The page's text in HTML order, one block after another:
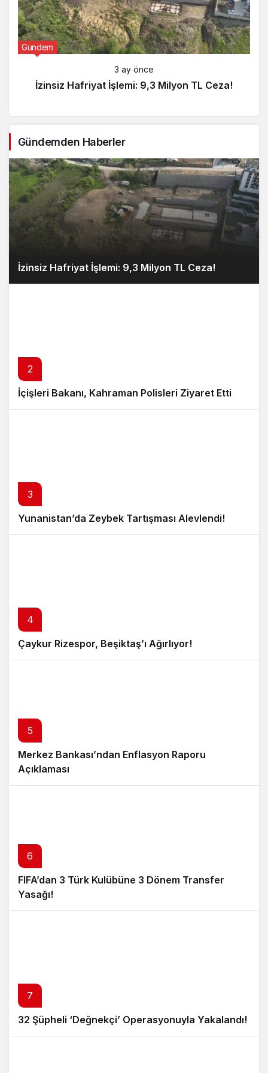
Gündem
3 ay önce
İzinsiz Hafriyat İşlemi: 9,3 Milyon TL Ceza!
Gündemden Haberler
İzinsiz Hafriyat İşlemi: 9,3 Milyon TL Ceza!
2
İçişleri Bakanı, Kahraman Polisleri Ziyaret Etti
3
Yunanistan’da Zeybek Tartışması Alevlendi!
4
Çaykur Rizespor, Beşiktaş’ı Ağırlıyor!
5
Merkez Bankası’ndan Enflasyon Raporu
Açıklaması
6
FIFA’dan 3 Türk Kulübüne 3 Dönem Transfer
Yasağı!
7
32 Şüpheli ‘Değnekçi’ Operasyonuyla Yakalandı!